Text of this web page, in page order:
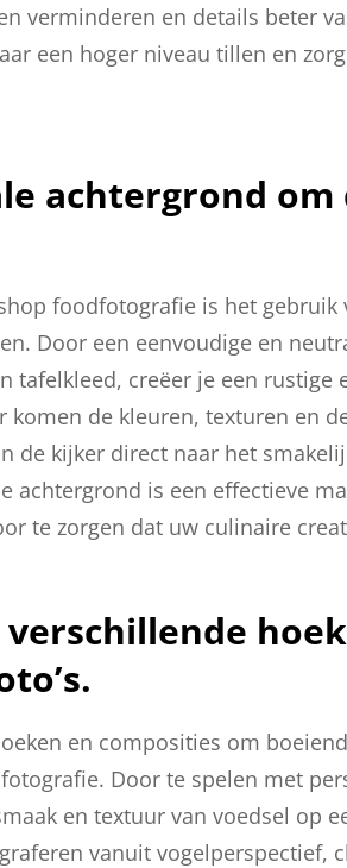
verminderen en details beter
een hoger niveau tillen en
achtergrond om
foodfotografie is het
Door een eenvoudige en
tafelkleed, creëer je een rustige
komen de kleuren, texturen en
de kijker direct naar het
achtergrond is een effectieve
te zorgen dat uw culinaire
en composities om
Door te spelen met
en textuur van voedsel op
vanuit vogelperspectief,